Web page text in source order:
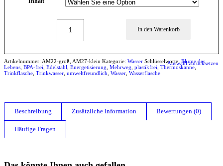
Auswahl zurücksetzen
In den Warenkorb
Artikelnummer: AM22-groß, AM27-klein Kategorie: Wasser Schlüsselworte: Blume des
Lebens BPA-frei Edelstahl Energetisierung Mehrweg plastikfrei Thermoskanne,
Trinkflasche Trinkwasser umweltfreundlich Wasser Wasserflasche
Beschreibung Zusätzliche Information Bewertungen (0)
Häufige Fragen